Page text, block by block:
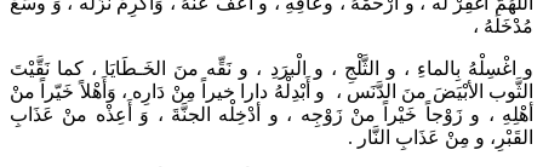
مُدْخَلَهُ ،
و اغْسِلْهُ بِالماءِ ، و الثَّلْجِ ، و الْبرَدِ ، و نَقِّه منَ الخَـطَايَا ، كما نَقَّيْتَ
الثَّوب الأبْيَضَ منَ الدَّنَس ، و أَبْدِلْهُ دارا خيراً مِنْ دَارِه ، وَأَهْلاً خَيّراً منْ
أهْلِهِ ، و زَوْجاً خَيْراً منْ زَوْجِه ، و أدْخِلْه الجنَّةَ ، وَ أَعِذْه منْ عَذَابِ
القَبْرِ، و مِنْ عَذَابِ النَّار .